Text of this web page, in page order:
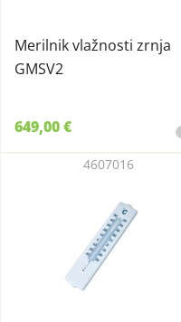
Merilnik vlažnosti zrnja
GMSV2
649,00 €
4607016